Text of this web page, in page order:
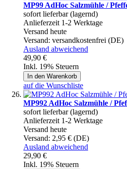
MP99 AdHoc Salzmühle /
sofort lieferbar (lagernd)
Anlieferzeit 1-2 Werktage
Versand heute
Versand: versandkostenfrei (DE)
Ausland abweichend
49,90 €
Inkl. 19% Steuern
In den Warenkorb
auf die Wunschliste
MP992 AdHoc Salzmühle /
sofort lieferbar (lagernd)
Anlieferzeit 1-2 Werktage
Versand heute
Versand: 2,95 € (DE)
Ausland abweichend
29,90 €
Inkl. 19% Steuern